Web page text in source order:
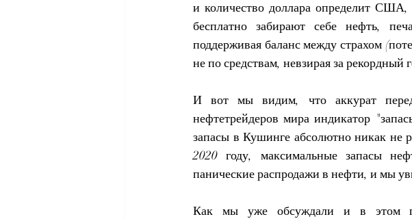
и количество доллара определит
бесплатно забирают себе нефть,
поддерживая баланс между страхом
не по средствам, невзирая за рекордный
И вот мы видим, что аккурат
нефтетрейдеров мира индикатор
запасы в Кушинге абсолютно никак не
2020 году, максимальные запасы
панические распродажи в нефти, и мы
Как мы уже обсуждали и в этом